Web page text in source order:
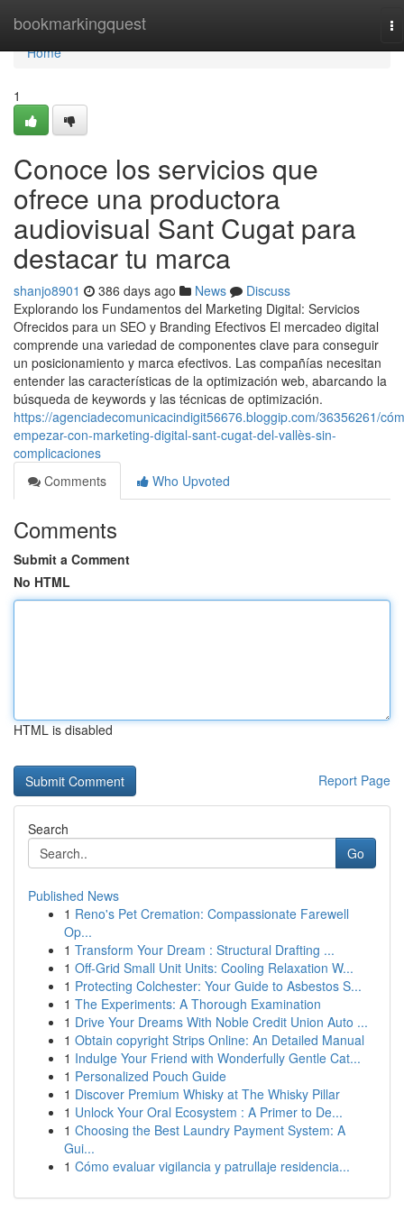
bookmarkingquest
Home
Home
1
Conoce los servicios que
ofrece una productora
audiovisual Sant Cugat para
destacar tu marca
shanjo8901 386 days ago News
Discuss
Explorando los Fundamentos del Marketing Digital: Servicios
Ofrecidos para un SEO y Branding Efectivos El mercadeo digital
comprende una variedad de componentes clave para conseguir
un posicionamiento y marca efectivos. Las compañías necesitan
entender las características de la optimización web, abarcando la
búsqueda de keywords y las técnicas de optimización.
https://agenciadecomunicacindigit56676.bloggip.com/36356261/
empezar-con-marketing-digital-sant-cugat-del-vallès-sin-
complicaciones
Comments
Who Upvoted
Comments
Submit a Comment
No HTML
HTML is disabled
Report Page
Search
Go
Published News
1 Reno's Pet Cremation: Compassionate Farewell
Op...
1 Transform Your Dream : Structural Drafting ...
1 Off-Grid Small Unit Units: Cooling Relaxation W...
1 Protecting Colchester: Your Guide to Asbestos S...
1 The Experiments: A Thorough Examination
1 Drive Your Dreams With Noble Credit Union Auto ...
1 Obtain copyright Strips Online: An Detailed Manual
1 Indulge Your Friend with Wonderfully Gentle Cat...
1 Personalized Pouch Guide
1 Discover Premium Whisky at The Whisky Pillar
1 Unlock Your Oral Ecosystem : A Primer to De...
1 Choosing the Best Laundry Payment System: A
Gui...
1 Cómo evaluar vigilancia y patrullaje residencia...